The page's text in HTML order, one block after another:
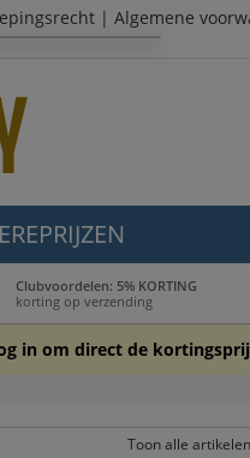
| Algemene
EREPRIJZEN
Clubvoordelen: 5% KORTING
korting op verzending
in om direct de
Toon alle